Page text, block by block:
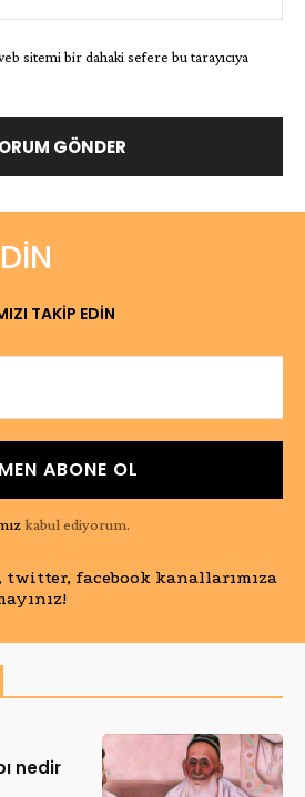
sitemi bir dahaki sefere bu tarayıcıya
TAKİP EDİN
ABONE OL
kabul ediyorum.
facebook kanallarımıza
nedir